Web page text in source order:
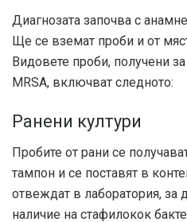
Диагнозата започва с
Ще се вземат проби и от
Видовете проби, получени
MRSA, включват следното:
Ранени култури
Пробите от рани се
тампон и се поставят в
отвеждат в лаборатория, за
наличие на стафилокок